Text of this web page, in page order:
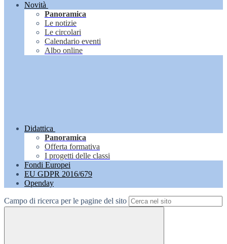
Novità
Panoramica
Le notizie
Le circolari
Calendario eventi
Albo online
Didattica
Panoramica
Offerta formativa
I progetti delle classi
Fondi Europei
EU GDPR 2016/679
Openday
Campo di ricerca per le pagine del sito